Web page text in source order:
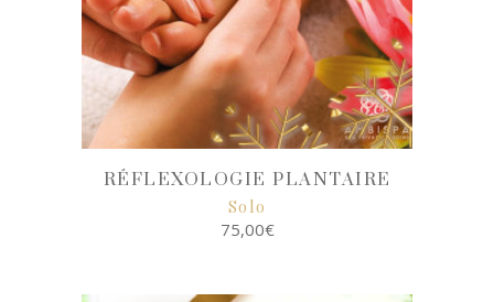
RÉFLEXOLOGIE PLANTAIRE
Solo
75,00€